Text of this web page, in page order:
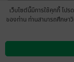
กลุ่มธุรกิจในเครือ
ดาวน์โ
เว็บไซต์นี้มีการใช้คุกกี้ โป
ของท่าน ท่านสามารถศึกษ